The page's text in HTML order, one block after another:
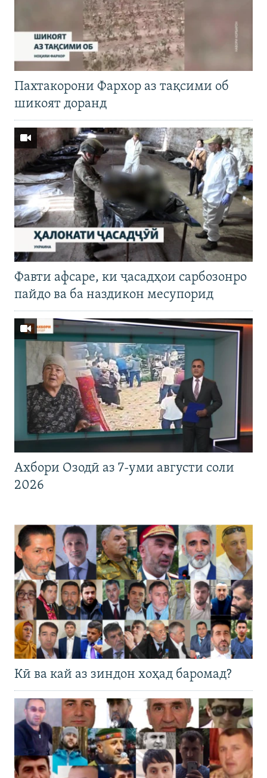
Пахтакорони Фархор аз тақсими об
шикоят доранд
Фавти афсаре, ки ҷасадҳои сарбозонро
пайдо ва ба наздикон месупорид
Ахбори Озодӣ аз 7-уми августи соли
2026
Кӣ ва кай аз зиндон хоҳад баромад?